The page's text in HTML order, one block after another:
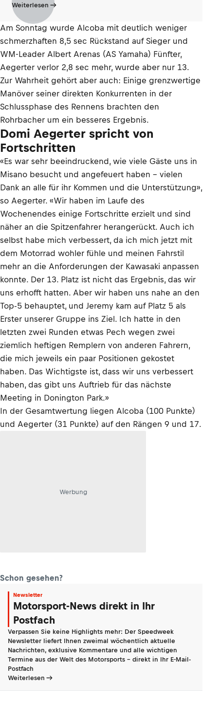
Weiterlesen
Am Sonntag wurde Alcoba mit deutlich weniger
schmerzhaften 8,5 sec Rückstand auf Sieger und
WM-Leader Albert Arenas (AS Yamaha) Fünfter,
Aegerter verlor 2,8 sec mehr, wurde aber nur 13.
Zur Wahrheit gehört aber auch: Einige grenzwertige
Manöver seiner direkten Konkurrenten in der
Schlussphase des Rennens brachten den
Rohrbacher um ein besseres Ergebnis.
Domi Aegerter spricht von
Fortschritten
«Es war sehr beeindruckend, wie viele Gäste uns in
Misano besucht und angefeuert haben – vielen
Dank an alle für ihr Kommen und die Unterstützung»,
so Aegerter. «Wir haben im Laufe des
Wochenendes einige Fortschritte erzielt und sind
näher an die Spitzenfahrer herangerückt. Auch ich
selbst habe mich verbessert, da ich mich jetzt mit
dem Motorrad wohler fühle und meinen Fahrstil
mehr an die Anforderungen der Kawasaki anpassen
konnte. Der 13. Platz ist nicht das Ergebnis, das wir
uns erhofft hatten. Aber wir haben uns nahe an den
Top-5 behauptet, und Jeremy kam auf Platz 5 als
Erster unserer Gruppe ins Ziel. Ich hatte in den
letzten zwei Runden etwas Pech wegen zwei
ziemlich heftigen Remplern von anderen Fahrern,
die mich jeweils ein paar Positionen gekostet
haben. Das Wichtigste ist, dass wir uns verbessert
haben, das gibt uns Auftrieb für das nächste
Meeting in Donington Park.»
In der Gesamtwertung liegen Alcoba (100 Punkte)
und Aegerter (31 Punkte) auf den Rängen 9 und 17.
Werbung
Schon gesehen?
Newsletter
Motorsport-News direkt in Ihr
Postfach
Verpassen Sie keine Highlights mehr: Der Speedweek
Newsletter liefert Ihnen zweimal wöchentlich aktuelle
Nachrichten, exklusive Kommentare und alle wichtigen
Termine aus der Welt des Motorsports - direkt in Ihr E-Mail-
Postfach
Weiterlesen